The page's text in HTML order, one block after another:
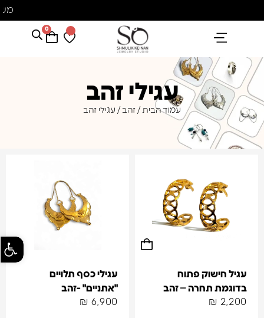
0
עגילי זהב
עמוד הבית / זהב / עגילי זהב
עגיל חישוק פתוח
בדוגמת תחרה – זהב
₪ 2,200
עגילי כסף תלויים
"אתניים" -זהב
₪ 6,900
פתח